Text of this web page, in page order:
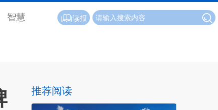
智慧 读报
推荐阅读